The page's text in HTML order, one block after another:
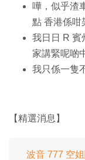
嘩，似乎渣
點 香港係咁
我日日 R 賓
家講緊呢啲
我只係一隻
【精選消息】
波音 777 空